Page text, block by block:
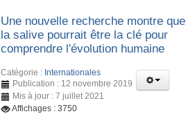
Une nouvelle recherche montre que
la salive pourrait être la clé pour
comprendre l'évolution humaine
Catégorie : Internationales
Publication : 12 novembre 2019
Mis à jour : 7 juillet 2021
Affichages : 3750